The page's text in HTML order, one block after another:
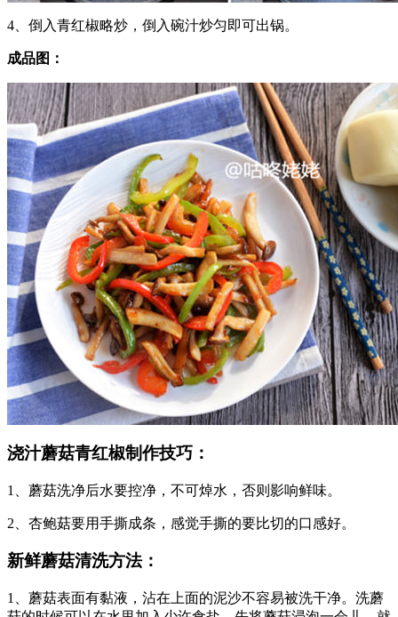
4、倒入青红椒略炒，倒入碗汁炒匀即可出锅。
成品图：
浇汁蘑菇青红椒制作技巧：
1、蘑菇洗净后水要控净，不可焯水，否则影响鲜味。
2、杏鲍菇要用手撕成条，感觉手撕的要比切的口感好。
新鲜蘑菇清洗方法：
1、蘑菇表面有黏液，沾在上面的泥沙不容易被洗干净。洗蘑